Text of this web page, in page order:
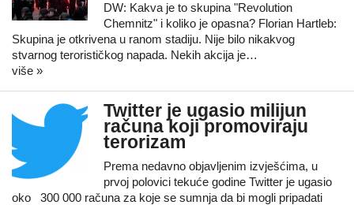
DW: Kakva je to skupina "Revolution
Chemnitz" i koliko je opasna? Florian Hartleb:
Skupina je otkrivena u ranom stadiju. Nije bilo nikakvog
stvarnog terorističkog napada. Nekih akcija je…
više »
Twitter je ugasio milijun
računa koji promoviraju
terorizam
Prema nedavno objavljenim izvješćima, u
prvoj polovici tekuće godine Twitter je ugasio
oko 300 000 računa za koje se sumnja da bi mogli pripadati